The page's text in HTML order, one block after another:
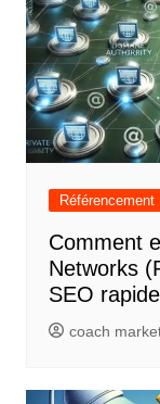
Référencement
Comment
Networks
SEO
coach